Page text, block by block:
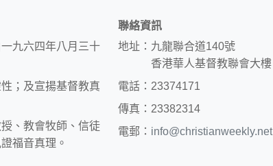
九六四年八月三十
；及宣揚基督教真
、教會牧師、信徒
福音真理。
聯絡資訊
地址：九龍聯合道140號
香港華人基督教聯會大樓
電話：23374171
傳真：23382314
電郵： info@christianweekly.net